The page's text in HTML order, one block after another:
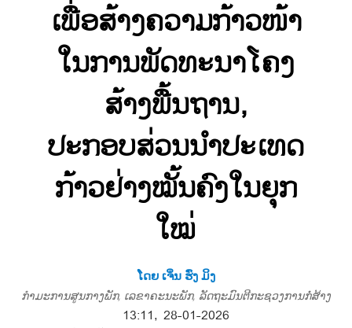
ເພື່ອສ້າງຄວາມກ້າວໜ້າ
ໃນການພັດທະນາໂຄງ
ສ້າງພື້ນຖານ,
ປະກອບສ່ວນນຳປະເທດ
ກ້າວຢ່າງໝັ້ນຄົງໃນຍຸກ
ໃໝ່
ໂດຍ ເຈິ່ນ ຮົ່ງ ມິງ
ກຳມະການສູນກາງພັກ, ເລຂາຄະນະພັກ, ລັດຖະມົນຕີກະຊວງການກໍ່ສ້າງ
13:11, 28-01-2026